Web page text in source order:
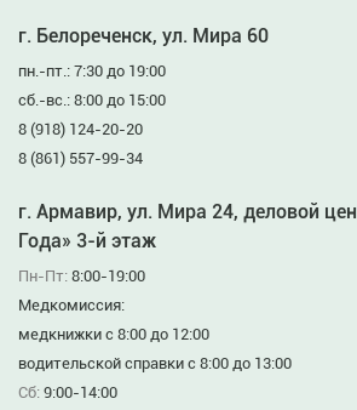
г. Белореченск, ул. Мира 60
пн.-пт.: 7:30 до 19:00
сб.-вс.: 8:00 до 15:00
8 (918) 124-20-20
8 (861) 557-99-34
г. Армавир, ул. Мира 24, деловой
Года» 3-й этаж
Пн-Пт: 8:00-19:00
Медкомиссия:
медкнижки с 8:00 до 12:00
водительской справки с 8:00 до 13:00
Сб: 9:00-14:00